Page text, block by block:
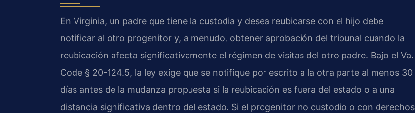
En Virginia, un padre que tiene la custodia y desea reubicarse con el hijo debe
notificar al otro progenitor y, a menudo, obtener aprobación del tribunal cuando la
reubicación afecta significativamente el régimen de visitas del otro padre. Bajo el Va.
Code § 20-124.5, la ley exige que se notifique por escrito a la otra parte al menos 30
días antes de la mudanza propuesta si la reubicación es fuera del estado o a una
distancia significativa dentro del estado. Si el progenitor no custodio o con derechos